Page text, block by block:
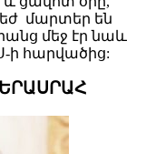
մարտեր են
մեջ էր նաև
ի հարվածից: